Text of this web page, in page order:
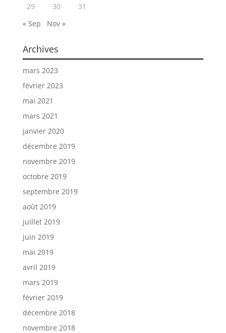
29 30
31
« Sep
Nov »
Archives
mars 2023
février 2023
mai 2021
mars 2021
janvier 2020
décembre 2019
novembre 2019
octobre 2019
septembre 2019
août 2019
juillet 2019
juin 2019
mai 2019
avril 2019
mars 2019
février 2019
décembre 2018
novembre 2018